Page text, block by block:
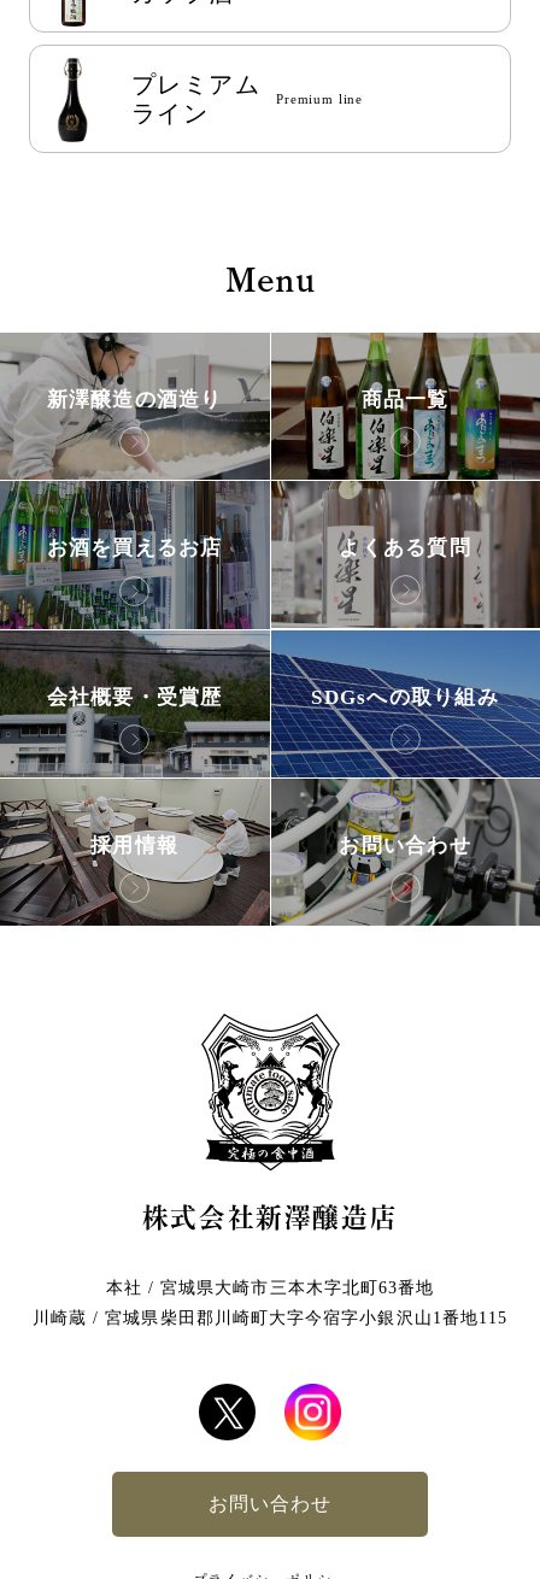
プレミアム
ライン
Premium line
Menu
新澤醸造の酒造り 商品一覧
お酒を買えるお店 よくある質問
会社概要・受賞歴 SDGsへの取り組み
採用情報 お問い合わせ
株式会社新澤醸造店
本社 / 宮城県大崎市三本木字北町63番地
川崎蔵 / 宮城県柴田郡川崎町大字今宿字小銀沢山1番地115
お問い合わせ